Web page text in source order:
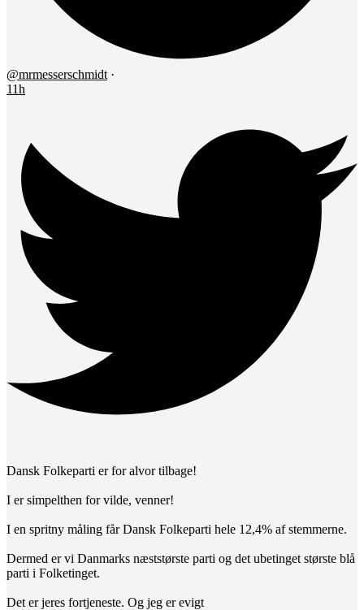
@mrmesserschmidt ·
11h
Dansk Folkeparti er for alvor tilbage!
I er simpelthen for vilde, venner!
I en spritny måling får Dansk Folkeparti hele 12,4% af stemmerne.
Dermed er vi Danmarks næststørste parti og det ubetinget største blå
parti i Folketinget.
Det er jeres fortjeneste. Og jeg er evigt